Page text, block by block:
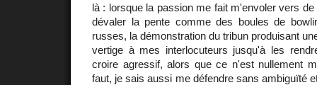
là : lorsque la passion me fait m'envoler vers
dévaler la pente comme des boules de
russes, la démonstration du tribun produisant
vertige à mes interlocuteurs jusqu'à les
croire agressif, alors que ce n'est nullement
faut, je sais aussi me défendre sans ambiguïté